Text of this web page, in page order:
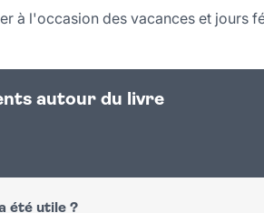
à l'occasion des vacances et jours
autour du livre
été utile ?